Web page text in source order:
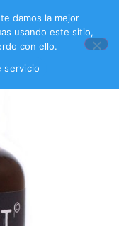
damos la mejor
usando este sitio,
con ello.
servicio